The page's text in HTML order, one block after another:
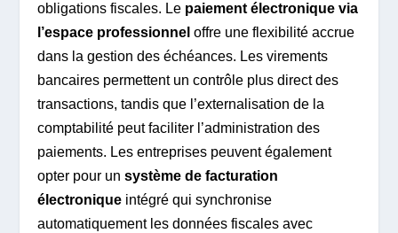
obligations fiscales. Le paiement électronique via
l’espace professionnel offre une flexibilité accrue
dans la gestion des échéances. Les virements
bancaires permettent un contrôle plus direct des
transactions, tandis que l’externalisation de la
comptabilité peut faciliter l’administration des
paiements. Les entreprises peuvent également
opter pour unsystème de facturation
électronique intégré qui synchronise
automatiquement les données fiscales avec